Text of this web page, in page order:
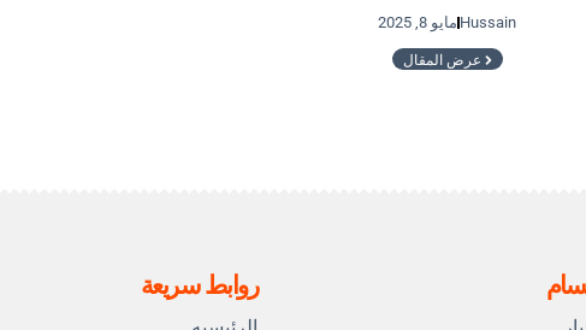
Hussain مايو 8, 2025
عرض المقال
روابط سريعة